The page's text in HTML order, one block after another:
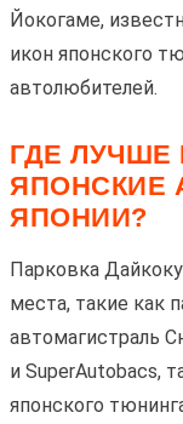
Йокогаме,
икон японского
автолюбителей.
ГДЕ ЛУЧШЕ
ЯПОНСКИЕ
ЯПОНИИ?
Парковка
места, такие как
автомагистраль
и SuperAutobacs,
японского